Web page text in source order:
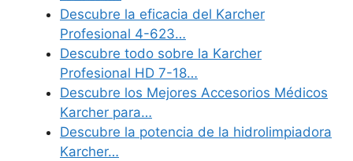
Descubre la eficacia del Karcher
Profesional 4-623…
Descubre todo sobre la Karcher
Profesional HD 7-18…
Descubre los Mejores Accesorios Médicos
Karcher para…
Descubre la potencia de la hidrolimpiadora
Karcher…